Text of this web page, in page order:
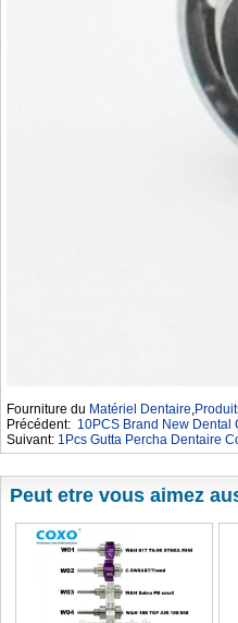
Fourniture du Matériel Dentaire,
Précédent: 10PCS Brand New Dental
Suivant: 1Pcs Gutta Percha Dentaire
Peut etre vous aimez